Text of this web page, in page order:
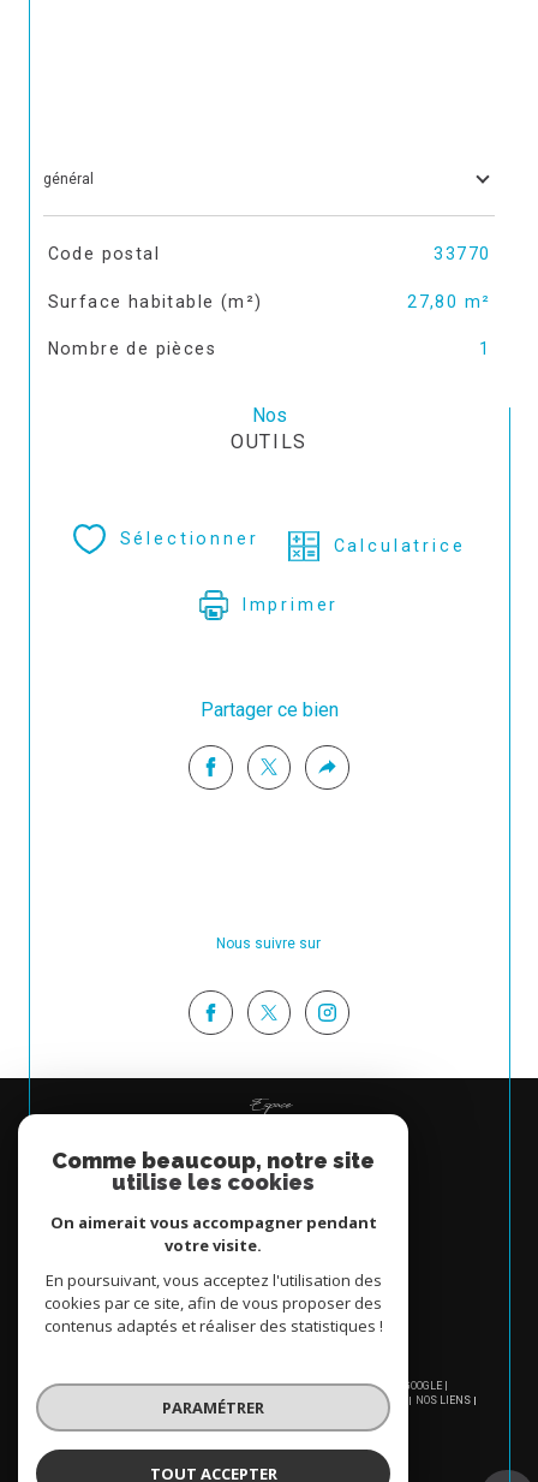
général
TRAD_SIROCCO_Caracteristique
Code postal 33770
Surface habitable (m²) 27,80 m²
Nombre de pièces 1
Nos
OUTILS
Sélectionner Calculatrice
Imprimer
Partager ce bien
Nous suivre sur
Espace
Se connecter
© 2026 | TOUS DROITS RÉSERVÉS | TRADUCTION POWERED BY GOOGLE |
PLAN DU SITE MENTIONS LÉGALES ADMIN
NOS LIENS
POLITIQUE RGPD
Comme beaucoup, notre site
utilise les cookies
On aimerait vous accompagner pendant
votre visite.
En poursuivant, vous acceptez l'utilisation des
cookies par ce site, afin de vous proposer des
contenus adaptés et réaliser des statistiques !
PARAMÉTRER
TOUT ACCEPTER